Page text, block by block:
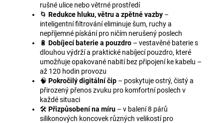
rušné ulice nebo větrné prostředí
🌀 Redukce hluku, větru a zpětné vazby –
inteligentní filtrování eliminuje šum, ruchy a
nepříjemné pískání pro ničím nerušený poslech
🔋 Dobíjecí baterie a pouzdro – vestavěné baterie s
dlouhou výdrží a praktické nabíjecí pouzdro, které
umožňuje opakované nabití bez připojení ke kabelu –
až 120 hodin provozu
🧠 Pokročilý digitální čip – poskytuje ostrý, čistý a
přirozený přenos zvuku pro komfortní poslech v
každé situaci
🛠️ Přizpůsobení na míru – v balení 8 párů
silikonových koncovek různých velikostí pro